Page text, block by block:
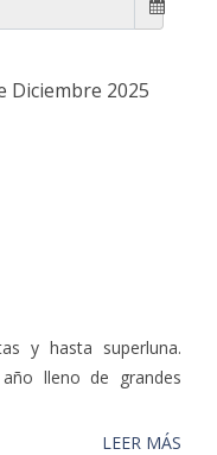
Diciembre 2025
y hasta superluna.
lleno de grandes
LEER MÁS